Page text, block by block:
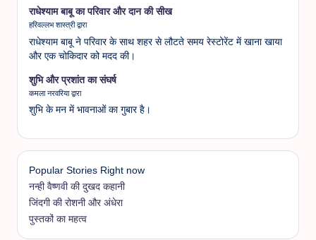
राधेश्याम बाबू का परिवार और दान की सीख
हरिवल्लभ शास्त्री द्वारा
राधेश्याम बाबू ने परिवार के साथ शहर से लौटते समय रेस्टोरेंट में खाना खाया
और एक चोकिदार को मदद की।
शुभि और प्रशांत का संघर्ष
कमला नरवरिया द्वारा
शुभि के मन में भावनाओं का गुबार है।
Popular Stories Right now
नन्ही वैष्णवी की दुखद कहानी
जिंदगी की रोशनी और अंधेरा
पुस्तकों का महत्व